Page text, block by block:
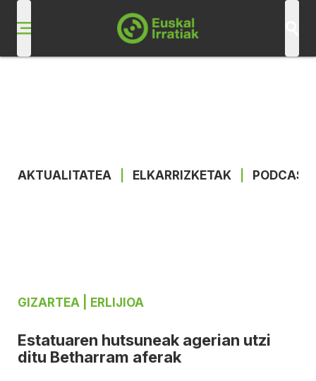
AKTUALITATEA ELKARRIZKETAK
GIZARTEA | ERLIJIOA
Estatuaren hutsuneak agerian utzi
ditu Betharram aferak